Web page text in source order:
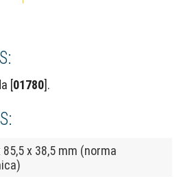
[01780].
85,5 x 38,5 mm (norma